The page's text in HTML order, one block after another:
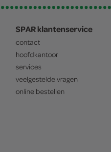
SPAR klantenservice
contact
hoofdkantoor
services
veelgestelde vragen
online bestellen